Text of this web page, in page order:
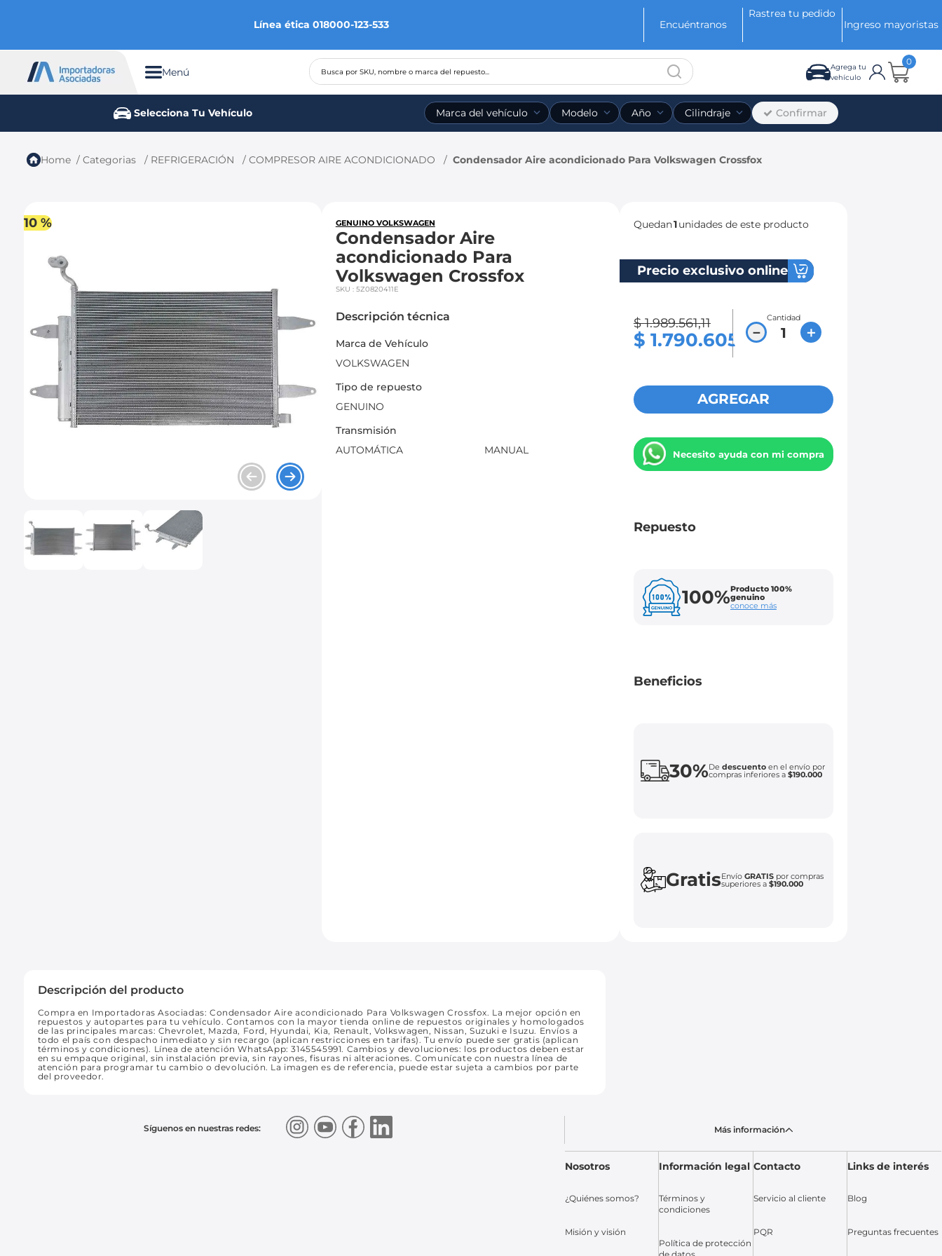
Línea ética 018000-123-533 Encuéntranos
Rastrea tu pedido
Ingreso mayoristas
Menú
Busca por SKU, nombre o marca del repuesto...
Agrega tu
vehículo
0
Selecciona Tu Vehículo Marca del vehículo Modelo Año Cilindraje Confirmar
Categorias REFRIGERACIÓN COMPRESOR AIRE ACONDICIONADO Condensador Aire acondicionado Para Volkswagen Crossfox
10 % GENUINO VOLKSWAGEN
Condensador Aire
acondicionado Para
Volkswagen Crossfox
SKU : 5Z0820411E
Descripción técnica
Marca de Vehículo
VOLKSWAGEN
Tipo de repuesto
GENUINO
Transmisión
AUTOMÁTICA
MANUAL
Quedan1unidades de este producto
Precio exclusivo online
$ 1.989.561,11
$ 1.790.605
Cantidad
＋
－
AGREGAR
Necesito ayuda con mi compra
Repuesto
100%Producto 100%
genuino
conoce más
Beneficios
30%De descuentoen el envío por
compras inferiores a $190.000
GratisEnvío GRATISpor compras
superiores a $190.000
Descripción del producto
Compra en Importadoras Asociadas: Condensador Aire acondicionado Para Volkswagen Crossfox. La mejor opción en
repuestos y autopartes para tu vehículo. Contamos con la mayor tienda online de repuestos originales y homologados
de las principales marcas: Chevrolet, Mazda, Ford, Hyundai, Kia, Renault, Volkswagen, Nissan, Suzuki e Isuzu. Envíos a
todo el país con despacho inmediato y sin recargo (aplican restricciones en tarifas). Tu envío puede ser gratis (aplican
términos y condiciones). Línea de atención WhatsApp: 3145545991. Cambios y devoluciones: los productos deben estar
en su empaque original, sin instalación previa, sin rayones, fisuras ni alteraciones. Comunícate con nuestra línea de
atención para programar tu cambio o devolución. La imagen es de referencia, puede estar sujeta a cambios por parte
del proveedor.
Síguenos en nuestras redes: Más información
Nosotros
¿Quiénes somos?
Misión y visión
Información legal
Términos y
condiciones
Política de protección
Contacto
Servicio al cliente
PQR
Links de interés
Blog
Preguntas frecuentes
TÉRMINOS MÁS BUSCADOS
chevrolet
spark gt
7.
chevrolet sail
9.
chevrolet spark gt
10. mazda 2